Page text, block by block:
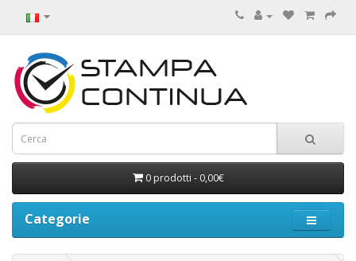
0 prodotti - 0,00€
Categorie